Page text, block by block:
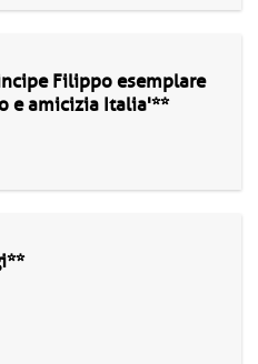
Filippo esemplare
e amicizia Italia'**